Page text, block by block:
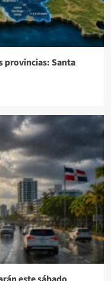
provincias: Santa